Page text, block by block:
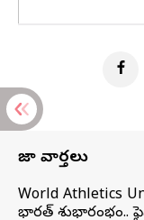
తాజా వార్తలు
World Athletics
భారత్‌ శుభారంభం..